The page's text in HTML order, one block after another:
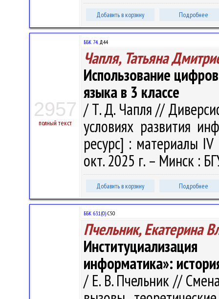
Добавить в корзину Подробнее
2957
полный текст
ББК 74.Д44
Чапля, Татьяна
Использование
языка в 3 классе
/ Т. Д. Чапля //
условиях развития
ресурс] : материалы
окт. 2025 г. – Минск :
Добавить в корзину Подробнее
ББК 63.1(0) С50
Пчельник, Екатерина
информатика»:
/ Е. В. Пчельник //